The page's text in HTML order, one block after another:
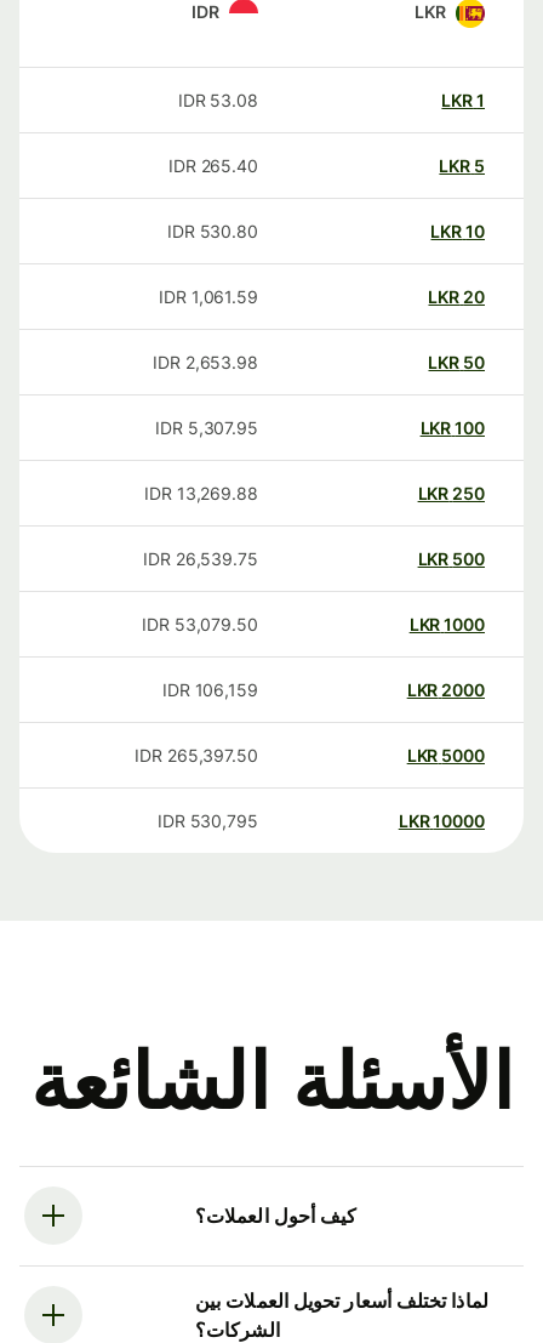
LKR
IDR
LKR
53.08
IDR
LKR
265.40
IDR
LKR
530.80
IDR
20
LKR
1,061.59
IDR
50
LKR
2,653.98
IDR
100
LKR
5,307.95
IDR
250
LKR
13,269.88
IDR
500
LKR
26,539.75
IDR
1000
LKR
53,079.50
IDR
2000
LKR
106,159
IDR
5000
LKR
265,397.50
IDR
10000
LKR
530,795
IDR
الأسئلة الشائعة
كيف أحول العملات؟
لماذا تختلف أسعار تحويل العملات بين
الشركات؟